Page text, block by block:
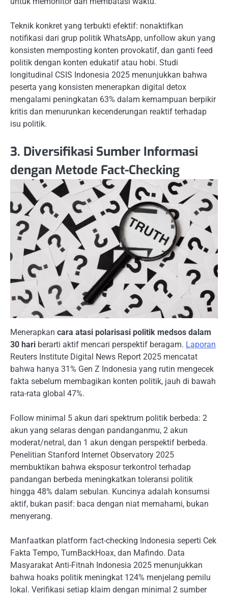
Teknik konkret yang terbukti efektif: nonaktifkan
notifikasi dari grup politik WhatsApp, unfollow akun yang
konsisten memposting konten provokatif, dan ganti feed
politik dengan konten edukatif atau hobi. Studi
longitudinal CSIS Indonesia 2025 menunjukkan bahwa
peserta yang konsisten menerapkan digital detox
mengalami peningkatan 63% dalam kemampuan berpikir
kritis dan menurunkan kecenderungan reaktif terhadap
isu politik.
3. Diversifikasi Sumber Informasi
dengan Metode Fact-Checking
Menerapkan cara atasi polarisasi politik medsos dalam
30 hari berarti aktif mencari perspektif beragam. Laporan
Reuters Institute Digital News Report 2025 mencatat
bahwa hanya 31% Gen Z Indonesia yang rutin mengecek
fakta sebelum membagikan konten politik, jauh di bawah
rata-rata global 47%.
Follow minimal 5 akun dari spektrum politik berbeda: 2
akun yang selaras dengan pandanganmu, 2 akun
moderat/netral, dan 1 akun dengan perspektif berbeda.
Penelitian Stanford Internet Observatory 2025
membuktikan bahwa eksposur terkontrol terhadap
pandangan berbeda meningkatkan toleransi politik
hingga 48% dalam sebulan. Kuncinya adalah konsumsi
aktif, bukan pasif: baca dengan niat memahami, bukan
menyerang.
Manfaatkan platform fact-checking Indonesia seperti Cek
Fakta Tempo, TurnBackHoax, dan Mafindo. Data
Masyarakat Anti-Fitnah Indonesia 2025 menunjukkan
bahwa hoaks politik meningkat 124% menjelang pemilu
lokal. Verifikasi setiap klaim dengan minimal 2 sumber